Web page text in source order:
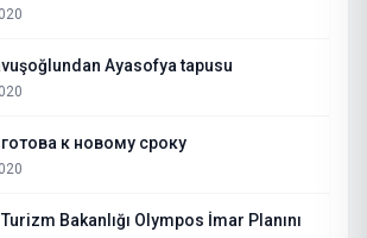
Ayasofya tapusu
к новому сроку
Bakanlığı Olympos İmar Planını